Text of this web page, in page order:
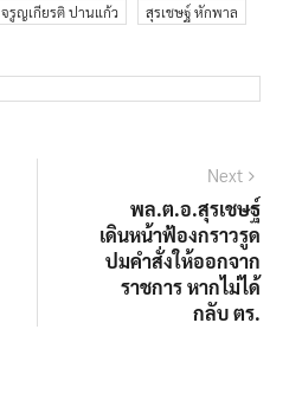
จรูญเกียรติ ปานแก้ว สุรเชษฐ์ หักพาล
Next
post:
พล.ต.อ.สุรเชษฐ์
เดินหน้าฟ้องกราวรูด
ปมคำสั่งให้ออกจาก
ราชการ หากไม่ได้
กลับ ตร.